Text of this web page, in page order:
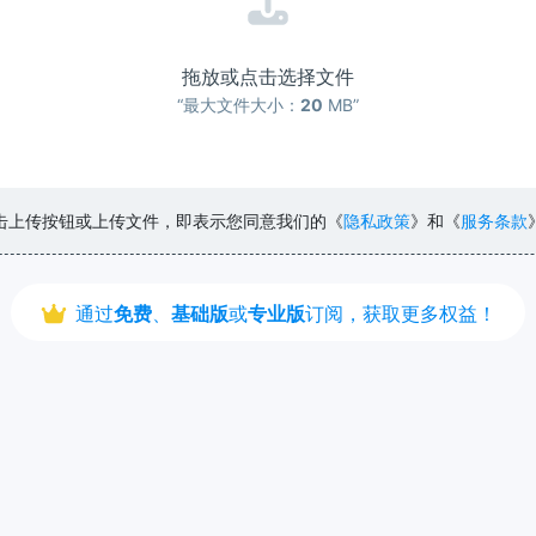
拖放或点击选择文件
“最大文件大小： 20 MB”
上传按钮或上传文件，即表示您同意我们的《隐私政策》和《服务条款
通过免费、 基础版或专业版订阅，获取更多权益！